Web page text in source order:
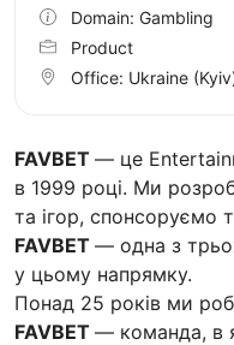
FAVBET — це
в 1999 році. Ми
та ігор, спонсоруємо
FAVBET — одна з
у цьому напрямку.
Понад 25 років ми
FAVBET — команда, в
Domain: Gambling
Product
Office: Ukraine